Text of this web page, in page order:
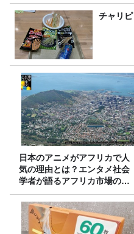
チャリピ
日本のアニメがアフリカで人
気の理由とは？エンタメ社会
学者が語るアフリカ市場のリ
アル